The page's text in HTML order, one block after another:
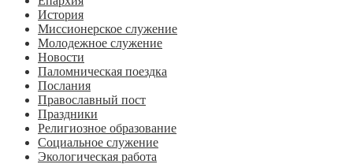
История
Миссионерское служение
Молодежное служение
Новости
Паломническая поездка
Послания
Православный пост
Праздники
Религиозное образование
Социальное служение
Экологическая работа